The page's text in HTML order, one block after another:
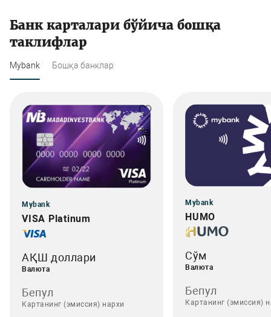
Банк карталари бўйича бошқа
таклифлар
Mybank Бошқа банклар
Mybank
VISA Platinum
АҚШ доллари
Валюта
Бепул
Картанинг (эмиссия) нархи
Mybank
HUMO
Сўм
Валюта
Бепул
Картанинг (эмиссия)